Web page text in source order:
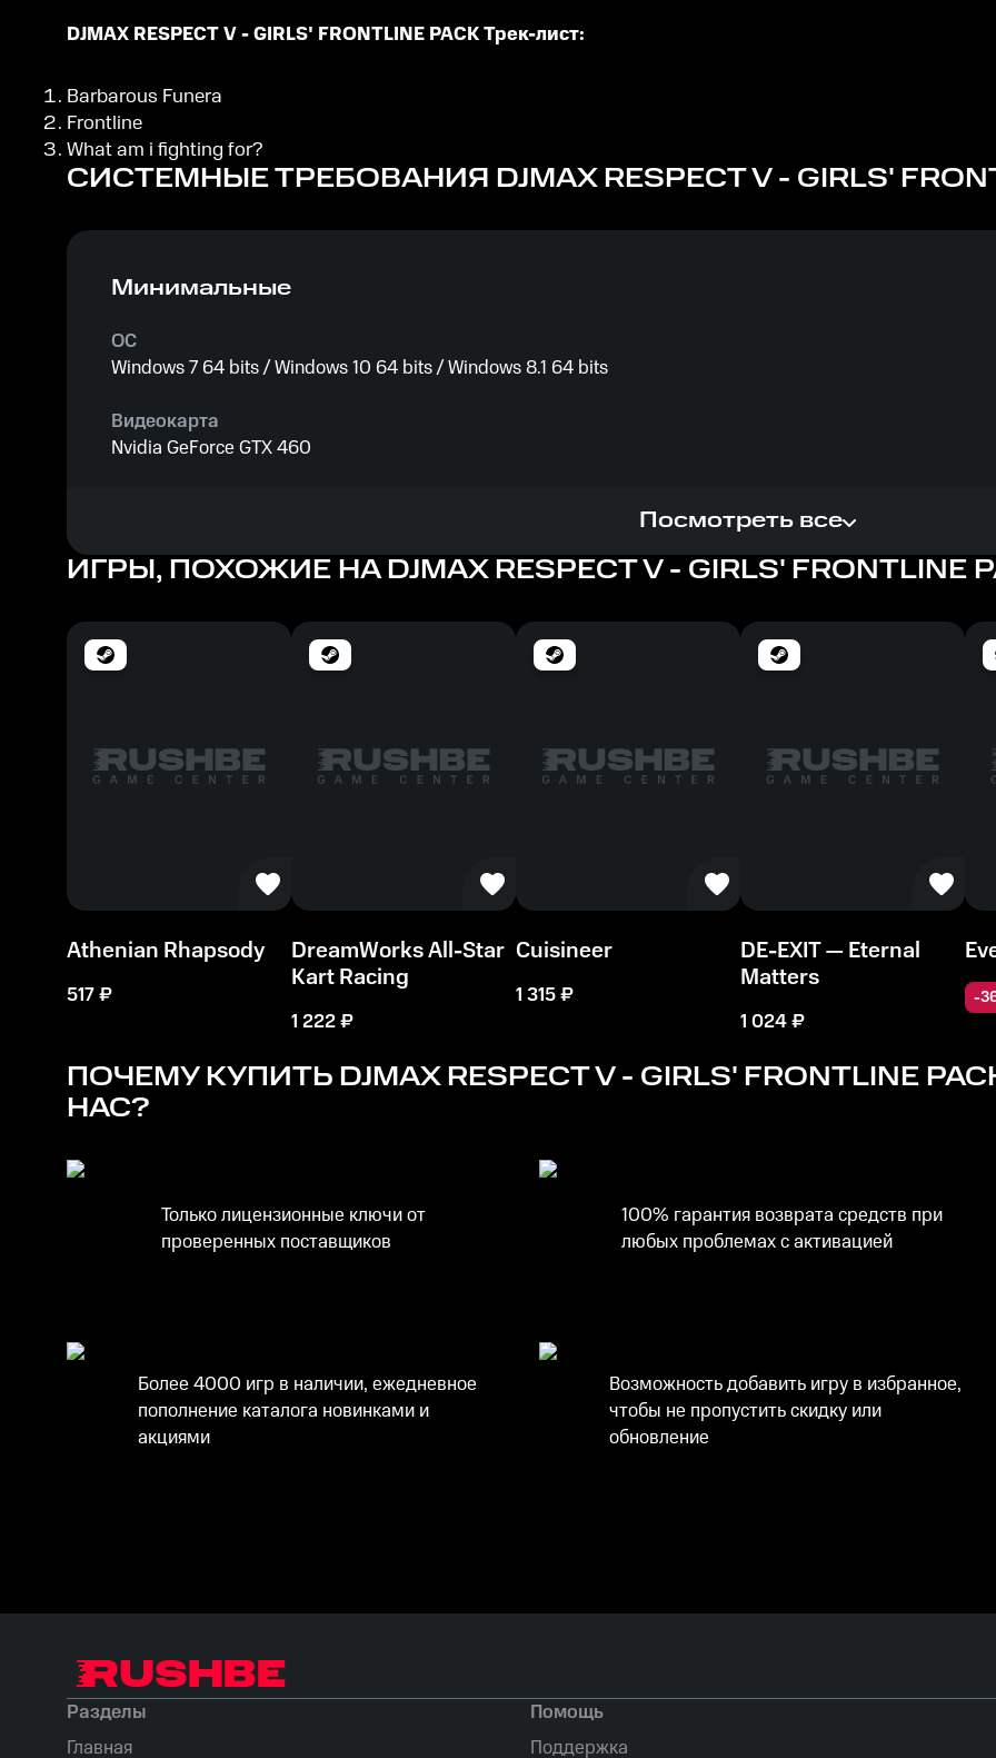
DJMAX RESPECT V - GIRLS' FRONTLINE PACK Трек-лист:
Barbarous Funera
Frontline
What am i fighting for?
СИСТЕМНЫЕ ТРЕБОВАНИЯ DJMAX RESPECT V - GIRLS'
Минимальные
ОС
Windows 7 64 bits / Windows 10 64 bits / Windows 8.1 64 bits
Видеокарта
Nvidia GeForce GTX 460
Память
Место на диске
Посмотреть все
ИГРЫ, ПОХОЖИЕ НА DJMAX RESPECT V - GIRLS' FRONTLINE
Athenian Rhapsody
517₽
DreamWorks All-Star
Kart Racing
1 222₽
Cuisineer
1 315₽
DE-EXIT — Eternal
Matters
1 024₽
-
ПОЧЕМУ КУПИТЬ DJMAX RESPECT V - GIRLS' FRONTLINE
НАС?
Только лицензионные ключи от
проверенных поставщиков
100% гарантия возврата средств при
любых проблемах с активацией
Более 4000 игр в наличии, ежедневное
пополнение каталога новинками и
акциями
Возможность добавить игру в избранное,
чтобы не пропустить скидку или
обновление
Разделы
Главная
Помощь
Поддержка